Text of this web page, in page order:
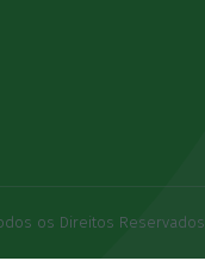
os Direitos Reservados